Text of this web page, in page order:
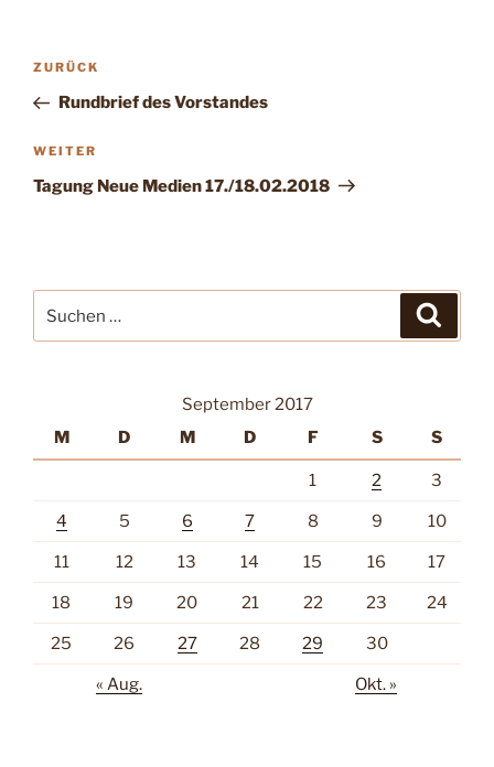
Beitragsnavigation
Vorheriger
Beitrag
ZURÜCK
Rundbrief des Vorstandes
Nächster
Beitrag
WEITER
Tagung Neue Medien 17./18.02.2018
nach:
September 2017
M
D M D F S S
1 2 3
4 5 6 7 8 9 10
11 12 13 14 15 16 17
18 19 20 21 22 23 24
25 26 27 28 29 30
« Aug. Okt. »